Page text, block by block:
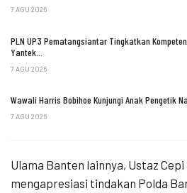
7 AGU 2026
PLN UP3 Pematangsiantar Tingkatkan
Yantek…
7 AGU 2026
Wawali Harris Bobihoe Kunjungi Anak Pengetik
7 AGU 2026
Ulama Banten lainnya, Ustaz
mengapresiasi tindakan Polda